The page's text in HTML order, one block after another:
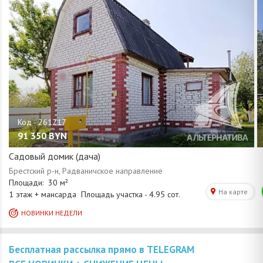
91 350 BYN
Садовый домик (дача)
Бесплатная рассылка прямо в TELEGRAM